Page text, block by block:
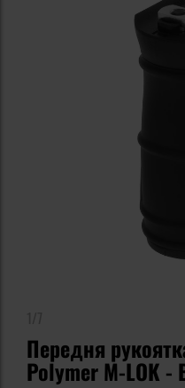
Передня
Polymer M-LOK -